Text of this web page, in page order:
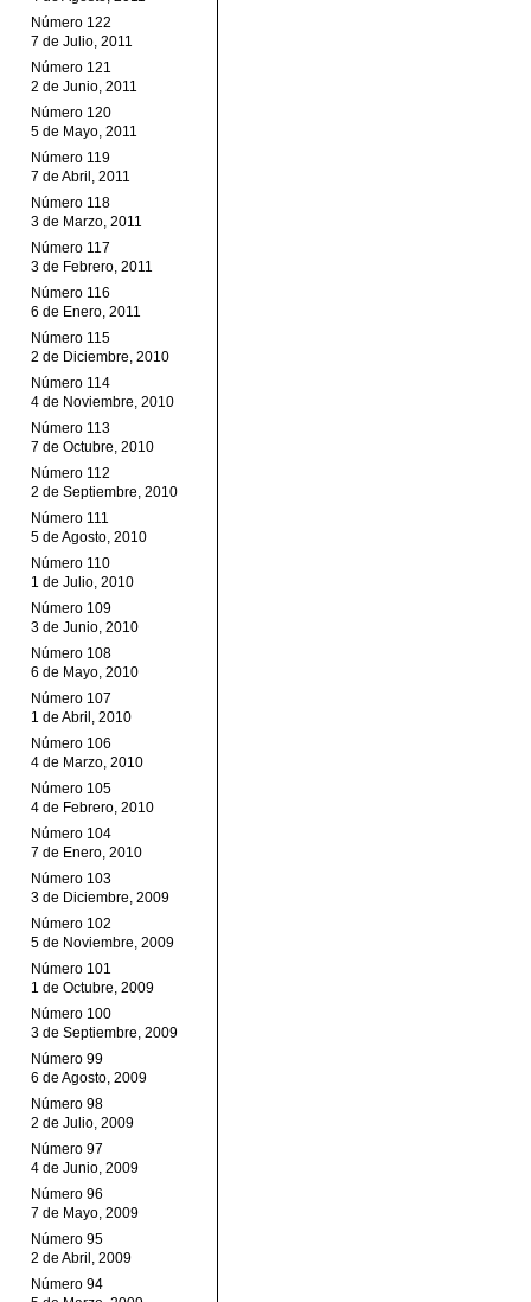
Número 122
7 de Julio, 2011
Número 121
2 de Junio, 2011
Número 120
5 de Mayo, 2011
Número 119
7 de Abril, 2011
Número 118
3 de Marzo, 2011
Número 117
3 de Febrero, 2011
Número 116
6 de Enero, 2011
Número 115
2 de Diciembre, 2010
Número 114
4 de Noviembre, 2010
Número 113
7 de Octubre, 2010
Número 112
2 de Septiembre, 2010
Número 111
5 de Agosto, 2010
Número 110
1 de Julio, 2010
Número 109
3 de Junio, 2010
Número 108
6 de Mayo, 2010
Número 107
1 de Abril, 2010
Número 106
4 de Marzo, 2010
Número 105
4 de Febrero, 2010
Número 104
7 de Enero, 2010
Número 103
3 de Diciembre, 2009
Número 102
5 de Noviembre, 2009
Número 101
1 de Octubre, 2009
Número 100
3 de Septiembre, 2009
Número 99
6 de Agosto, 2009
Número 98
2 de Julio, 2009
Número 97
4 de Junio, 2009
Número 96
7 de Mayo, 2009
Número 95
2 de Abril, 2009
Número 94